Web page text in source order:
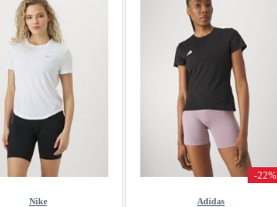
Nike
-22%
Adidas